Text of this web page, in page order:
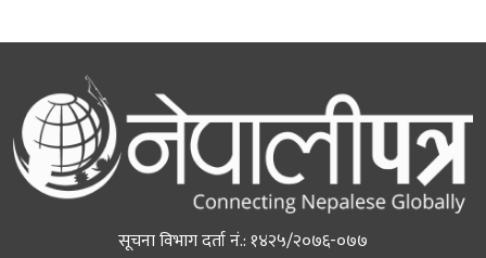
सूचना विभाग दर्ता नं.: १४२५/२०७६-०७७